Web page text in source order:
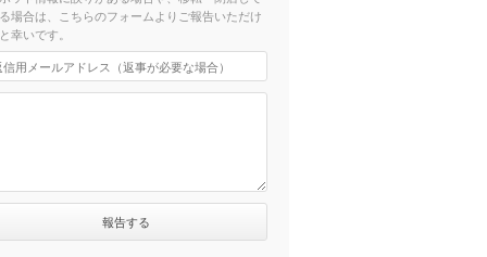
場合は、こちらのフォームよりご報告いただけ
幸いです。